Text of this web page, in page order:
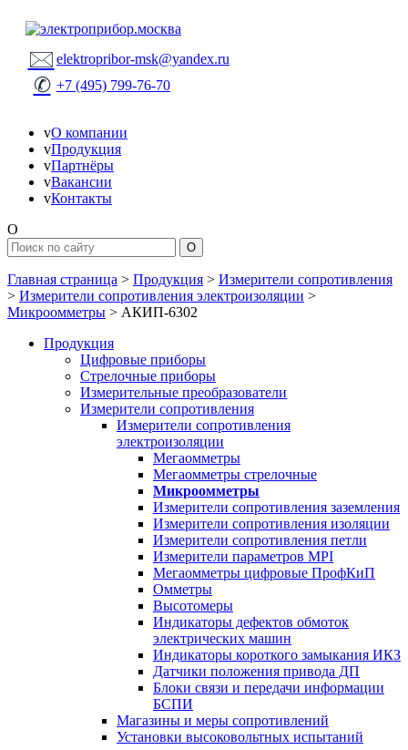
🖂 elektropribor-msk@yandex.ru
✆ +7 (495) 799-76-70
vО компании
vПродукция
vПартнёры
vВакансии
vКонтакты
O
Главная страница > Продукция > Измерители сопротивления
> Измерители сопротивления электроизоляции >
Микроомметры > АКИП-6302
Продукция
Цифровые приборы
Стрелочные приборы
Измерительные преобразователи
Измерители сопротивления
Измерители сопротивления
электроизоляции
Мегаомметры
Мегаомметры стрелочные
Микроомметры
Измерители сопротивления заземления
Измерители сопротивления изоляции
Измерители сопротивления петли
Измерители параметров MPI
Мегаомметры цифровые ПрофКиП
Омметры
Высотомеры
Индикаторы дефектов обмоток
электрических машин
Индикаторы короткого замыкания ИКЗ
Датчики положения привода ДП
Блоки связи и передачи информации
БСПИ
Магазины и меры сопротивлений
Установки высоковольтных испытаний